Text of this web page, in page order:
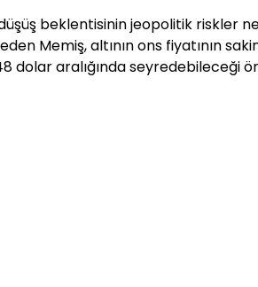
beklentisinin jeopolitik riskler
Memiş, altının ons fiyatının
dolar aralığında seyredebileceği